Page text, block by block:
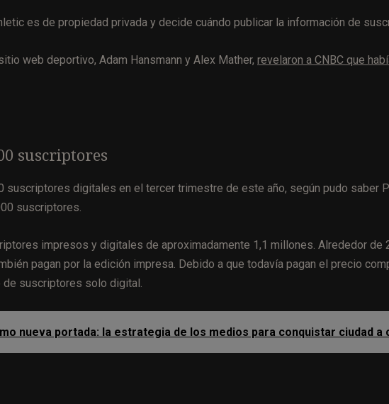
es de propiedad privada y decide cuándo publicar la información de
web deportivo, Adam Hansmann y Alex Mather, revelaron a CNBC que
suscriptores
suscriptores digitales en el tercer trimestre de este año, según pudo saber
suscriptores.
impresos y digitales de aproximadamente 1,1 millones. Alrededor de
pagan por la edición impresa. Debido a que todavía pagan el precio
de suscriptores solo digital.
nueva portada: la estrategia de los medios para conquistar ciudad a